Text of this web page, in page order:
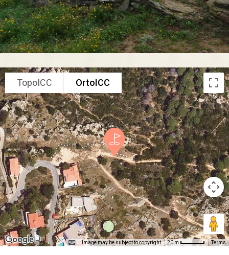
TopoICC OrtoICC
Image may be subject to copyright 20 m Terms